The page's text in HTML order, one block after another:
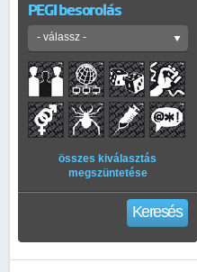
PEGI besorolás
összes kiválasztás
megszüntetése
Keresés